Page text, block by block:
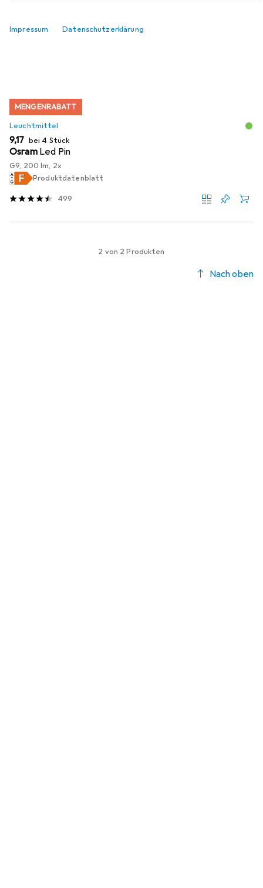
Impressum Datenschutzerklärung
499
MENGENRABATT
Leuchtmittel
EUR
9,17 bei 4 Stück
Osram Led Pin
G9, 200 lm, 2x
Produktdatenblatt
499
2 von 2 Produkten
Nach oben